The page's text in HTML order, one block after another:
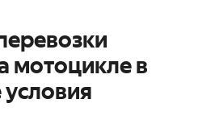
мотоцикле в